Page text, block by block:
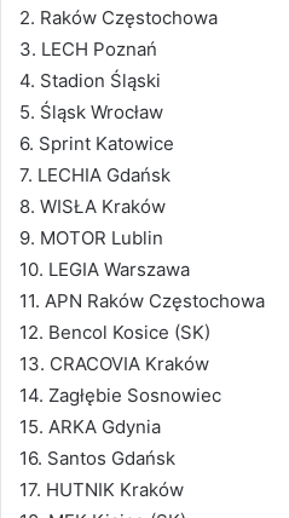
2. Raków Częstochowa
3. LECH Poznań
4. Stadion Śląski
5. Śląsk Wrocław
6. Sprint Katowice
7. LECHIA Gdańsk
8. WISŁA Kraków
9. MOTOR Lublin
10. LEGIA Warszawa
11. APN Raków Częstochowa
12. Bencol Kosice (SK)
13. CRACOVIA Kraków
14. Zagłębie Sosnowiec
15. ARKA Gdynia
16. Santos Gdańsk
17. HUTNIK Kraków